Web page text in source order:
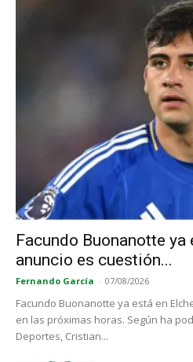
Facundo Buonanotte ya
anuncio es cuestión...
Fernando García - 07/08/2026
Facundo Buonanotte ya está en
en las próximas horas. Según ha
Deportes, Cristian...